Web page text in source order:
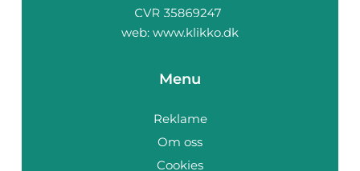
web: www.klikko.dk
Menu
Reklame
Om oss
Cookies